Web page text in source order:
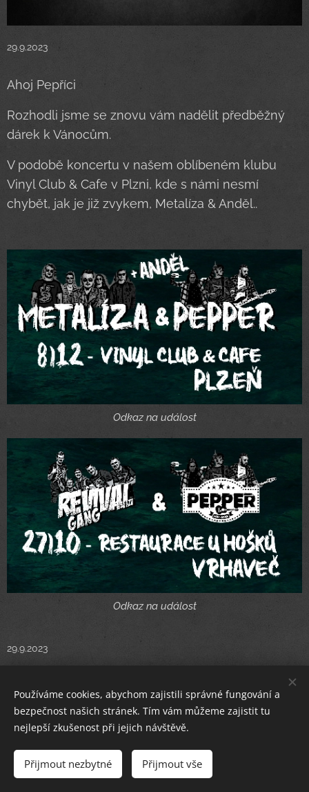
29.9.2023
Ahoj Pepříci
Rozhodli jsme se znovu vám nadělit předběžný
dárek k Vánocům.
V podobě koncertu v našem oblíbeném klubu
Vinyl Club & Cafe v Plzni, kde s námi nesmí
chybět, jak je již zvykem, Metalíza & Anděl..
Odkaz na událost
Odkaz na událost
29.9.2023
Jste příznivci dobré muziky a pivka?
V tom případě nemůžete chybět na této akci,
která se konáU Hošků ve Vrhavči
Používáme cookies, abychom zajistili správné fungování a
bezpečnost našich stránek. Tím vám můžeme zajistit tu
nejlepší zkušenost při jejich návštěvě.
Přijmout nezbytné Přijmout vše